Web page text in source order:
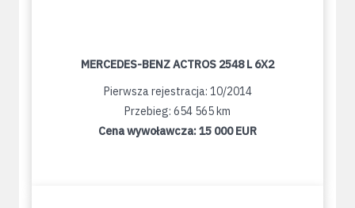
MERCEDES-BENZ ACTROS 2548 L 6X2
Pierwsza rejestracja: 10/2014
Przebieg: 654 565 km
Cena wywoławcza:15 000 EUR